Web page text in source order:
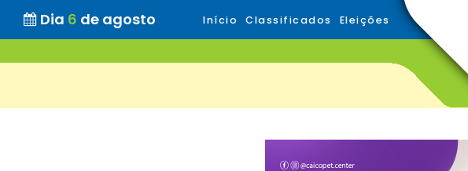
Dia 6 de agosto Início Classificados Eleições